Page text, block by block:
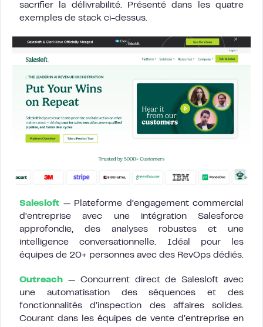
sacrifier la délivrabilité. Présenté dans les quatre
exemples de stack ci-dessus.
Salesloft — Plateforme d’engagement commercial
d’entreprise avec une intégration Salesforce
approfondie, des analyses robustes et une
intelligence conversationnelle. Idéal pour les
équipes de 20+ personnes avec des RevOps dédiés.
Outreach — Concurrent direct de Salesloft avec
une automatisation des séquences et des
fonctionnalités d’inspection des affaires solides.
Courant dans les équipes de vente d’entreprise en